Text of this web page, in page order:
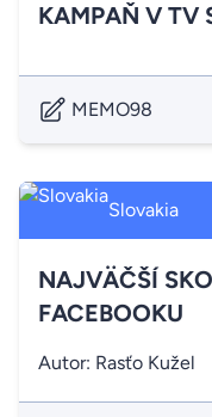
KAMPAŇ V TV
MEMO98
Slovakia
NAJVÄČŠÍ
FACEBOOKU
Autor: Rasťo Kužel